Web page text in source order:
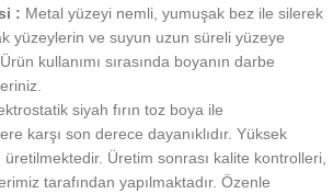
: Metal yüzeyi nemli, yumuşak bez ile silerek
yüzeylerin ve suyun uzun süreli yüzeye
kullanımı sırasında boyanın darbe
siyah fırın toz boya ile
karşı son derece dayanıklıdır. Yüksek
Üretim sonrası kalite kontrolleri,
tarafından yapılmaktadır. Özenle